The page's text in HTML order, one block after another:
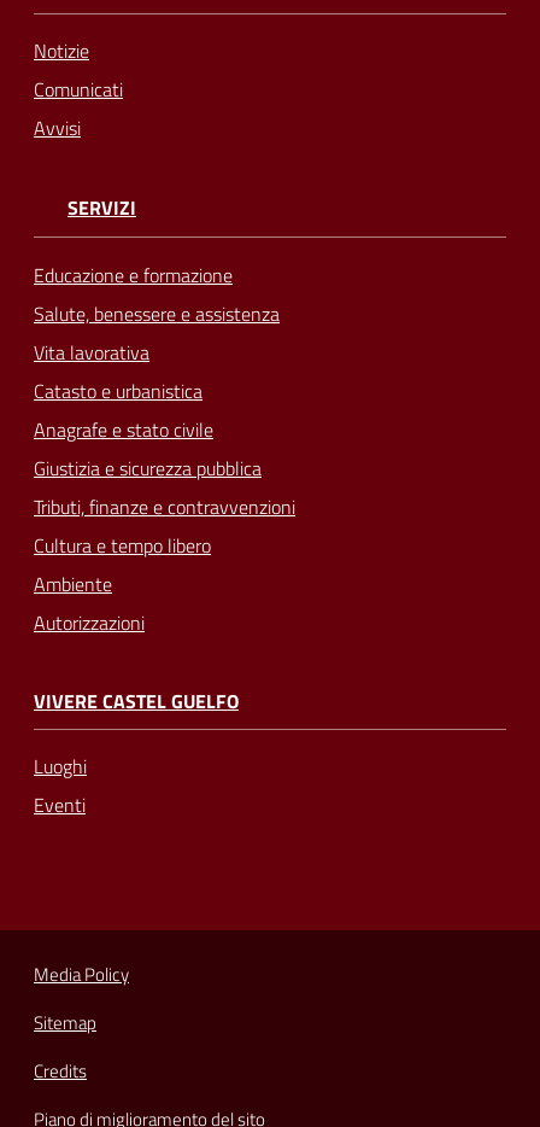
Notizie
Comunicati
Avvisi
SERVIZI
Educazione e formazione
Salute, benessere e assistenza
Vita lavorativa
Catasto e urbanistica
Anagrafe e stato civile
Giustizia e sicurezza pubblica
Tributi, finanze e contravvenzioni
Cultura e tempo libero
Ambiente
Autorizzazioni
VIVERE CASTEL GUELFO
Luoghi
Eventi
Media Policy
Sitemap
Credits
Piano di miglioramento del sito